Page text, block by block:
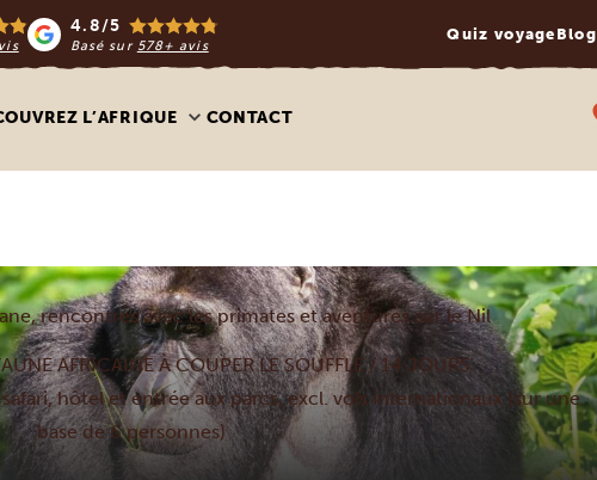
4.8/5
Basé sur 578+ avis
Quiz voyage Blog
L’AFRIQUE CONTACT
rencontres avec les primates et aventures sur le Nil
AFRICAINE À COUPER LE SOUFFLE / 14 JOURS
hôtel et entrée aux parcs, excl. vols internationaux (sur une
base de 6 personnes)